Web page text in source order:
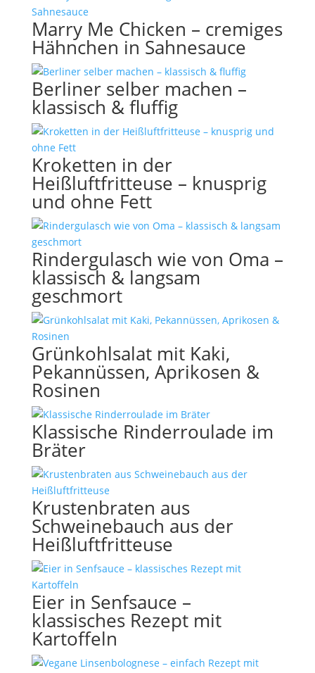
Marry Me Chicken – cremiges
Hähnchen in Sahnesauce
Berliner selber machen –
klassisch & fluffig
Kroketten in der
Heißluftfritteuse – knusprig
und ohne Fett
Rindergulasch wie von Oma –
klassisch & langsam
geschmort
Grünkohlsalat mit Kaki,
Pekannüssen, Aprikosen &
Rosinen
Klassische Rinderroulade im
Bräter
Krustenbraten aus
Schweinebauch aus der
Heißluftfritteuse
Eier in Senfsauce –
klassisches Rezept mit
Kartoffeln